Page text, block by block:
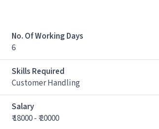
with 0 - 1 years of experience.
No. Of Working Days
6
Skills Required
Customer Handling
Salary
₹ 18000 - ₹ 20000